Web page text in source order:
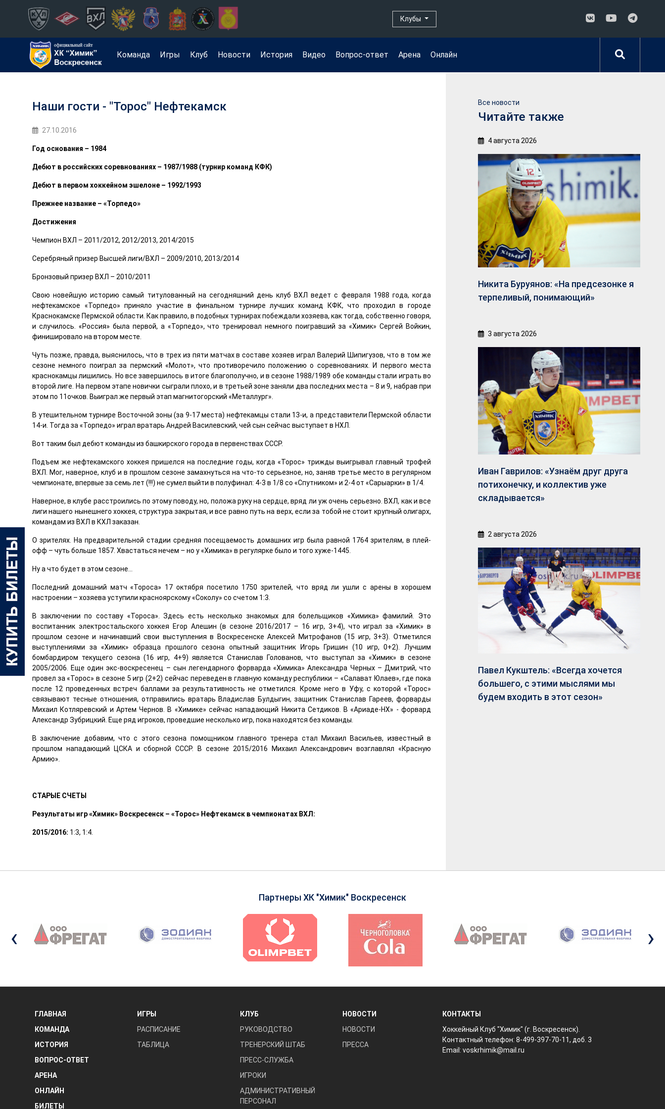
Клубы
Команда Игры Клуб Новости История Видео Вопрос-ответ Арена Онлайн
Наши гости - "Торос" Нефтекамск
27.10.2016
Год основания – 1984
Дебют в российских соревнованиях – 1987/1988 (турнир команд КФК)
Дебют в первом хоккейном эшелоне – 1992/1993
Прежнее название – «Торпедо»
Достижения
Чемпион ВХЛ – 2011/2012, 2012/2013, 2014/2015
Серебряный призер Высшей лиги/ВХЛ – 2009/2010, 2013/2014
Бронзовый призер ВХЛ – 2010/2011
Свою новейшую историю самый титулованный на сегодняшний день клуб ВХЛ ведет с февраля 1988 года, когда
нефтекамское «Торпедо» приняло участие в финальном турнире лучших команд КФК, что проходил в городе
Краснокамске Пермской области. Как правило, в подобных турнирах побеждали хозяева, как тогда, собственно говоря,
и случилось. «Россия» была первой, а «Торпедо», что тренировал немного поигравший за «Химик» Сергей Войкин,
финишировало на втором месте.
Чуть позже, правда, выяснилось, что в трех из пяти матчах в составе хозяев играл Валерий Шипигузов, что в том же
сезоне немного поиграл за пермский «Молот», что противоречило положению о соревнованиях. И первого места
краснокамцы лишились. Но все завершилось в итоге благополучно, и в сезоне 1988/1989 обе команды стали играть во
второй лиге. На первом этапе новички сыграли плохо, и в третьей зоне заняли два последних места – 8 и 9, набрав при
этом по 11очков. Выиграл же первый этап магнитогорский «Металлург».
В утешительном турнире Восточной зоны (за 9-17 места) нефтекамцы стали 13-и, а представители Пермской области
14-и. Тогда за «Торпедо» играл вратарь Андрей Василевский, чей сын сейчас выступает в НХЛ.
Вот таким был дебют команды из башкирского города в первенствах СССР.
Подъем же нефтекамского хоккея пришелся на последние годы, когда «Торос» трижды выигрывал главный трофей
ВХЛ. Мог, наверное, клуб и в прошлом сезоне замахнуться на что-то серьезное, но, заняв третье место в регулярном
чемпионате, впервые за семь лет (!!!) не сумел выйти в полуфинал: 4-3 в 1/8 со «Спутником» и 2-4 от «Сарыарки» в 1/4.
Наверное, в клубе расстроились по этому поводу, но, положа руку на сердце, вряд ли уж очень серьезно. ВХЛ, как и все
лиги нашего нынешнего хоккея, структура закрытая, и все равно путь на верх, если за тобой не стоит крупный олигарх,
командам из ВХЛ в КХЛ заказан.
О зрителях. На предварительной стадии средняя посещаемость домашних игр была равной 1764 зрителям, в плей-
офф – чуть больше 1857. Хвастаться нечем – но у «Химика» в регулярке было и того хуже-1445.
Ну а что будет в этом сезоне…
Последний домашний матч «Тороса» 17 октября посетило 1750 зрителей, что вряд ли ушли с арены в хорошем
настроении – хозяева уступили красноярскому «Соколу» со счетом 1:3.
В заключении по составу «Тороса». Здесь есть несколько знакомых для болельщиков «Химика» фамилий. Это
воспитанник электростальского хоккея Егор Алешин (в сезоне 2016/2017 – 16 игр, 3+4), что играл за «Химик» в
прошлом сезоне и начинавший свои выступления в Воскресенске Алексей Митрофанов (15 игр, 3+3). Отметился
выступлениями за «Химик» образца прошлого сезона опытный защитник Игорь Гришин (10 игр, 0+2). Лучшим
бомбардиром текущего сезона (16 игр, 4+9) является Станислав Голованов, что выступал за «Химик» в сезоне
2005/2006. Еще один экс-воскресенец – сын легендарного форварда «Химика» Александра Черных – Дмитрий, что
провел за «Торос» в сезоне 5 игр (2+2) сейчас переведен в главную команду республики – «Салават Юлаев», где пока
после 12 проведенных встреч баллами за результативность не отметился. Кроме него в Уфу, с которой «Торос»
связывают тесные отношения, отправились вратарь Владислав Булдыгин, защитник Станислав Гареев, форварды
Михаил Котляревский и Артем Чернов. В «Химике» сейчас нападающий Никита Сетдиков. В «Ариаде-НХ» - форвард
Александр Зубрицкий. Еще ряд игроков, проведшие несколько игр, пока находятся без команды.
В заключение добавим, что с этого сезона помощником главного тренера стал Михаил Васильев, известный в
прошлом нападающий ЦСКА и сборной СССР. В сезоне 2015/2016 Михаил Александрович возглавлял «Красную
Армию».
СТАРЫЕ СЧЕТЫ
Результаты игр «Химик» Воскресенск – «Торос» Нефтекамск в чемпионатах ВХЛ:
2015/2016: 1:3, 1:4.
Все новости
Читайте также
4 августа 2026
Никита Буруянов: «На предсезонке я
терпеливый, понимающий»
3 августа 2026
Иван Гаврилов: «Узнаём друг друга
потихонечку, и коллектив уже
складывается»
2 августа 2026
Павел Кукштель: «Всегда хочется
большего, с этими мыслями мы
будем входить в этот сезон»
Партнеры ХК "Химик" Воскресенск
‹ ›
ГЛАВНАЯ
КОМАНДА
ИСТОРИЯ
ВОПРОС-ОТВЕТ
АРЕНА
ОНЛАЙН
БИЛЕТЫ
ИГРЫ
РАСПИСАНИЕ
ТАБЛИЦА
КЛУБ
РУКОВОДСТВО
ТРЕНЕРСКИЙ ШТАБ
ПРЕСС-СЛУЖБА
ИГРОКИ
АДМИНИСТРАТИВНЫЙ
ПЕРСОНАЛ
НОВОСТИ
НОВОСТИ
ПРЕССА
КОНТАКТЫ
Хоккейный Клуб "Химик" (г. Воскресенск).
Контактный телефон: 8-499-397-70-11, доб. 3
Email:voskrhimik@mail.ru